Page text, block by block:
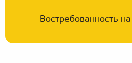
Востребованность